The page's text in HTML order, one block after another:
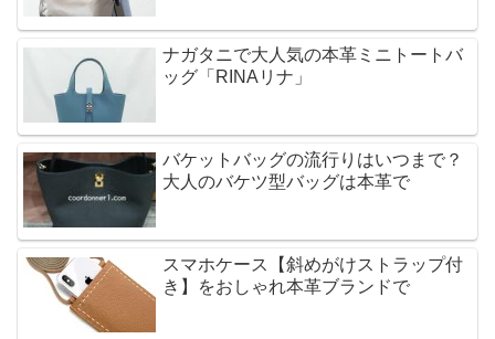
ナガタニで大人気の本革ミニトートバ
ッグ「RINAリナ」
バケットバッグの流行りはいつまで？
大人のバケツ型バッグは本革で
スマホケース【斜めがけストラップ付
き】をおしゃれ本革ブランドで